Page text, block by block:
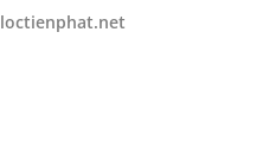
loctienphat.net